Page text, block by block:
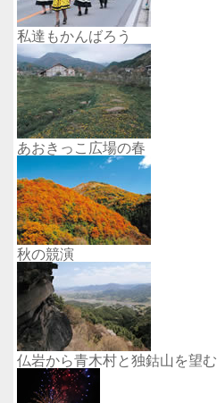
私達もかんばろう
あおきっこ広場の春
秋の競演
仏岩から青木村と独鈷山を望む